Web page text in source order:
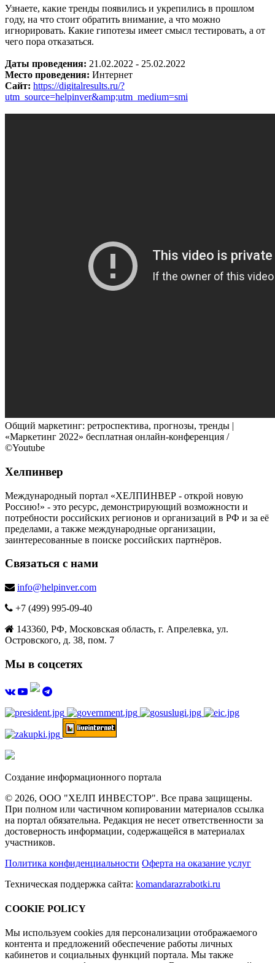
Узнаете, какие тренды появились и укрепились в прошлом
году, на что стоит обратить внимание, а что можно
игнорировать. Какие гипотезы имеет смысл тестировать, а от
чего пора отказаться.
Даты проведения: 21.02.2022 - 25.02.2022
Место проведения: Интернет
Сайт: https://digitalresults.ru/?
utm_source=helpinver&amp;utm_medium=smi
Общий маркетинг: ретроспектива, прогнозы, тренды |
«Маркетинг 2022» бесплатная онлайн-конференция /
©Youtube
Хелпинвер
Международный портал «ХЕЛПИНВЕР - открой новую
Россию!» - это ресурс, демонстрирующий возможности и
потребности российских регионов и организаций в РФ и за её
пределами, а также международные организации,
заинтересованные в поиске российских партнёров.
Связаться с нами
info@helpinver.com
+7 (499) 995-09-40
143360, РФ, Московская область, г. Апрелевка, ул.
Островского, д. 38, пом. 7
Мы в соцсетях
Создание информационного портала
© 2026, ООО "ХЕЛП ИНВЕСТОР". Все права защищены.
При полном или частичном копировании материалов ссылка
на портал обязательна. Редакция не несет ответственности за
достоверность информации, содержащейся в материалах
участников.
Политика конфиденциальности Оферта на оказание услуг
Техническая поддержка сайта: komandarazrabotki.ru
COOKIE POLICY
Мы используем cookies для персонализации отображаемого
контента и предложений обеспечение работы личных
кабинетов и социальных функций портала. Мы также